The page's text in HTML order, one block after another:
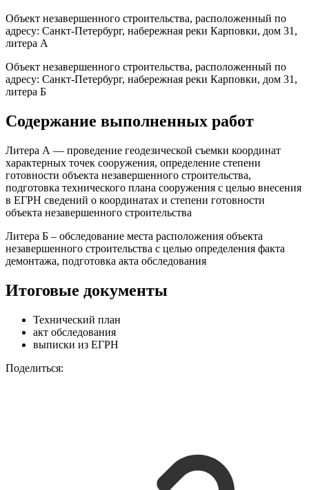
Объект незавершенного строительства, расположенный по
адресу: Санкт-Петербург, набережная реки Карповки, дом 31,
литера А
Объект незавершенного строительства, расположенный по
адресу: Санкт-Петербург, набережная реки Карповки, дом 31,
литера Б
Содержание выполненных работ
Литера А — проведение геодезической съемки координат
характерных точек сооружения, определение степени
готовности объекта незавершенного строительства,
подготовка технического плана сооружения с целью внесения
в ЕГРН сведений о координатах и степени готовности
объекта незавершенного строительства
Литера Б – обследование места расположения объекта
незавершенного строительства с целью определения факта
демонтажа, подготовка акта обследования
Итоговые документы
Технический план
акт обследования
выписки из ЕГРН
Поделиться: